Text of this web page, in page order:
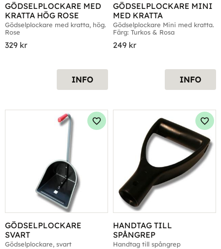
GÖDSELPLOCKARE MED
KRATTA HÖG ROSE
Gödselplockare med kratta, hög.
Rose
329 kr
INFO
GÖDSELPLOCKARE MINI
MED KRATTA
Gödselplockare Mini med kratta.
Färg: Turkos & Rosa
249 kr
INFO
GÖDSELPLOCKARE
SVART
Gödselplockare, svart
Lägg till i favoriter
HANDTAG TILL
SPÅNGREP
Handtag till spångrep